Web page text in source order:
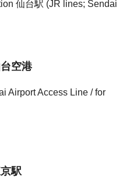
仙台駅 (JR lines; Sendai
空港
Airport Access Line / for
駅